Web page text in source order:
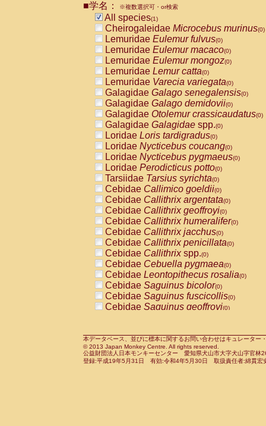
CebidaeCebus nigrivittatus
CebidaeCebus
CebidaeSaimiri boliviensis(0)
CebidaeSaimiri sciureus(0)
AtelidaeAlouatta caraya(0)
AtelidaeAlouatta fusca(0)
AtelidaeAlouatta seniculus
AtelidaeAlouattaspp.(0)
AtelidaeAteles belzebuth(0)
AtelidaeAteles geoffroyi(0)
AtelidaeAteles paniscus(0)
AtelidaeAtelesspp.(0)
Atelidae Lagothrix lagothricha
AtelidaeLagothrix lagothricha cana
PitheciidaeCacajao calvus
PitheciidaeCallicebus cupreus
PitheciidaeCallicebus donacophilus
PitheciidaeCallicebus moloch
PitheciidaeCallicebus torquatus
PitheciidaeCallicebusspp.(0)
PitheciidaeChiropotes satanas(0)
PitheciidaePithecia monachus
PitheciidaePithecia pithecia(0)
CercopithecidaeCercocebus agilis
CercopithecidaeCercocebus
CercopithecidaeCercocebus
CercopithecidaeCercocebus
CercopithecidaeCercocebus
CercopithecidaeCercocebushybrid
CercopithecidaePapio anubis(0)
CercopithecidaePapio cynocephalus
CercopithecidaePapio hamadryas(0)
■学名： ※複数選択可・or検索
All species(1)
Cheirogaleidae Microcebus murinus(0)
Lemuridae Eulemur fulvus(0)
Lemuridae Eulemur macaco(0)
Lemuridae Eulemur mongoz(0)
Lemuridae Lemur catta(0)
Lemuridae Varecia variegata(0)
Galagidae Galago senegalensis(0)
Galagidae Galago demidovii(0)
Galagidae Otolemur crassicaudatus(0)
Galagidae Galagidae spp.(0)
Loridae Loris tardigradus(0)
Loridae Nycticebus coucang(0)
Loridae Nycticebus pygmaeus(0)
Loridae Perodicticus potto(0)
Tarsiidae Tarsius syrichta(0)
Cebidae Callimico goeldii(0)
Cebidae Callithrix argentata(0)
Cebidae Callithrix geoffroyi(0)
Cebidae Callithrix humeralifer(0)
Cebidae Callithrix jacchus(0)
Cebidae Callithrix penicillata(0)
Cebidae Callithrixspp.(0)
Cebidae Cebuella pygmaea(0)
Cebidae Leontopithecus rosalia(0)
Cebidae Saguinus bicolor(0)
Cebidae Saguinus fuscicollis(0)
Cebidae Saguinus geoffroyi(0)
CebidaeSaguinus leucopus(0)
CebidaeSaguinus midas(0)
Cebidae Saguinus mystax(0)
本データベース、並びに標本に関するお問い合わせはキュレータ
© 2013 Japan Monkey Centre. All rights reserved.
公益財団法人日本モンキーセンター 愛知県犬山市大字犬山字官
登録:平成19年5月31日 有効:令和4年5月30日 取扱責任者:綿貫宏